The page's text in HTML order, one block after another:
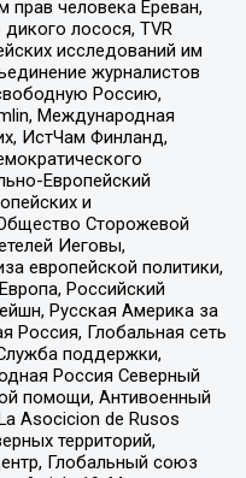
человека Ереван,
лосося, TVR
исследований им
журналистов
Россию,
Международная
ИстЧам Финланд,
Европейский
и
Сторожевой
Иеговы,
европейской политики,
Российский
Русская Америка за
Россия, Глобальная сеть
поддержки,
Россия Северный
помощи, Антивоенный
Asocicion de Rusos
территорий,
Глобальный союз